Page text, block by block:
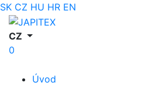
SK CZ HU HR EN
CZ
0
Úvod